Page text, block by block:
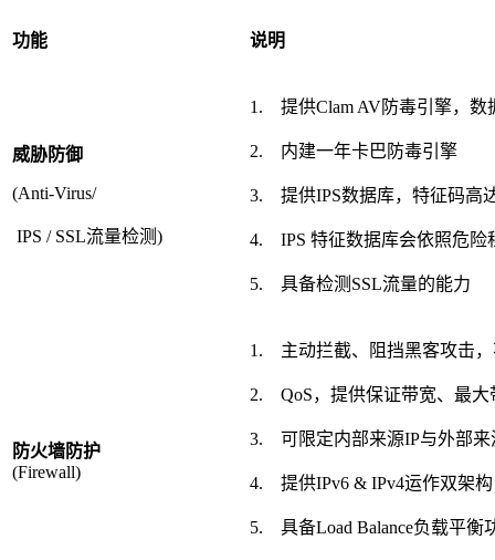
功能 说明
威胁防御
(Anti-Virus/
IPS / SSL流量检测)
1. 提供Clam AV防毒引擎，数
2. 内建一年卡巴防毒引擎
3. 提供IPS数据库，特征码高
4. IPS 特征数据库会依照危险
5. 具备检测SSL流量的能力
防火墙防护
(Firewall)
1. 主动拦截、阻挡黑客攻击，
2. QoS，提供保证带宽、最大
3. 可限定内部来源IP与外部来
4. 提供IPv6 & IPv4运作双架构
5. 具备Load Balance负载平衡